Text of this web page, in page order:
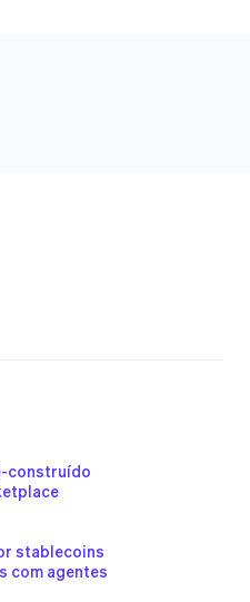
construído
stablecoins
com agentes